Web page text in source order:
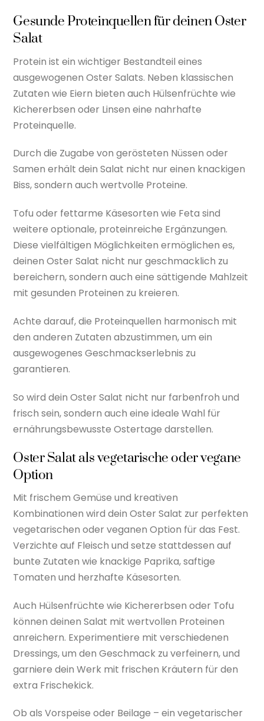
Gesunde Proteinquellen für deinen Oster
Salat
Protein ist ein wichtiger Bestandteil eines
ausgewogenen Oster Salats. Neben klassischen
Zutaten wie Eiern bieten auch Hülsenfrüchte wie
Kichererbsen oder Linsen eine nahrhafte
Proteinquelle.
Durch die Zugabe von gerösteten Nüssen oder
Samen erhält dein Salat nicht nur einen knackigen
Biss, sondern auch wertvolle Proteine.
Tofu oder fettarme Käsesorten wie Feta sind
weitere optionale, proteinreiche Ergänzungen.
Diese vielfältigen Möglichkeiten ermöglichen es,
deinen Oster Salat nicht nur geschmacklich zu
bereichern, sondern auch eine sättigende Mahlzeit
mit gesunden Proteinen zu kreieren.
Achte darauf, die Proteinquellen harmonisch mit
den anderen Zutaten abzustimmen, um ein
ausgewogenes Geschmackserlebnis zu
garantieren.
So wird dein Oster Salat nicht nur farbenfroh und
frisch sein, sondern auch eine ideale Wahl für
ernährungsbewusste Ostertage darstellen.
Oster Salat als vegetarische oder vegane
Option
Mit frischem Gemüse und kreativen
Kombinationen wird dein Oster Salat zur perfekten
vegetarischen oder veganen Option für das Fest.
Verzichte auf Fleisch und setze stattdessen auf
bunte Zutaten wie knackige Paprika, saftige
Tomaten und herzhafte Käsesorten.
Auch Hülsenfrüchte wie Kichererbsen oder Tofu
können deinen Salat mit wertvollen Proteinen
anreichern. Experimentiere mit verschiedenen
Dressings, um den Geschmack zu verfeinern, und
garniere dein Werk mit frischen Kräutern für den
extra Frischekick.
Ob als Vorspeise oder Beilage – ein vegetarischer